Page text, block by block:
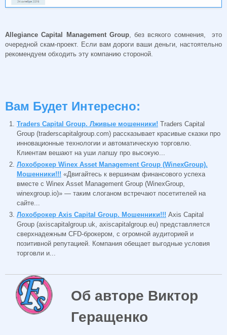
Allegiance Capital Management Group, без всякого сомнения, это
очередной скам-проект. Если вам дороги ваши деньги, настоятельно
рекомендуем обходить эту компанию стороной.
Вам Будет Интересно:
Traders Capital Group. Лживые мошенники! Traders Capital
Group (traderscapitalgroup.com) рассказывает красивые сказки про
инновационные технологии и автоматическую торговлю.
Клиентам вешают на уши лапшу про высокую...
Лохоброкер Winex Asset Management Group (WinexGroup).
Мошенники!!! «Двигайтесь к вершинам финансового успеха
вместе с Winex Asset Management Group (WinexGroup,
winexgroup.io)» — таким слоганом встречают посетителей на
сайте...
Лохоброкер Axis Capital Group. Мошенники!!! Axis Capital
Group (axiscapitalgroup.uk, axiscapitalgroup.eu) представляется
сверхнадежным CFD-брокером, с огромной аудиторией и
позитивной репутацией. Компания обещает выгодные условия
торговли и...
Об авторе Виктор
Геращенко